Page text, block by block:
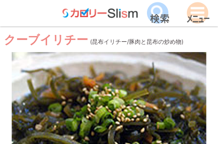
クーブイリチー (昆布イリチー/豚肉と昆布の炒め物)